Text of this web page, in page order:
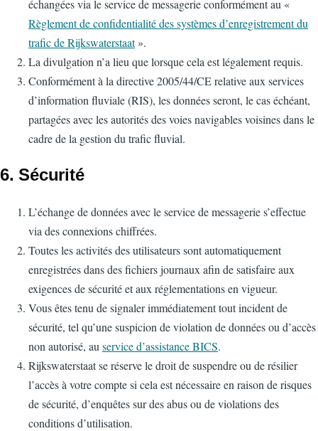
échangées via le service de messagerie conformément au «
Règlement de confidentialité des systèmes d’enregistrement du
trafic de Rijkswaterstaat».
La divulgation n’a lieu que lorsque cela est légalement requis.
Conformément à la directive 2005/44/CE relative aux services
d’information fluviale (RIS), les données seront, le cas échéant,
partagées avec les autorités des voies navigables voisines dans le
cadre de la gestion du trafic fluvial.
6. Sécurité
L’échange de données avec le service de messagerie s’effectue
via des connexions chiffrées.
Toutes les activités des utilisateurs sont automatiquement
enregistrées dans des fichiers journaux afin de satisfaire aux
exigences de sécurité et aux réglementations en vigueur.
Vous êtes tenu de signaler immédiatement tout incident de
sécurité, tel qu’une suspicion de violation de données ou d’accès
non autorisé, au service d’assistance BICS.
Rijkswaterstaat se réserve le droit de suspendre ou de résilier
l’accès à votre compte si cela est nécessaire en raison de risques
de sécurité, d’enquêtes sur des abus ou de violations des
conditions d’utilisation.